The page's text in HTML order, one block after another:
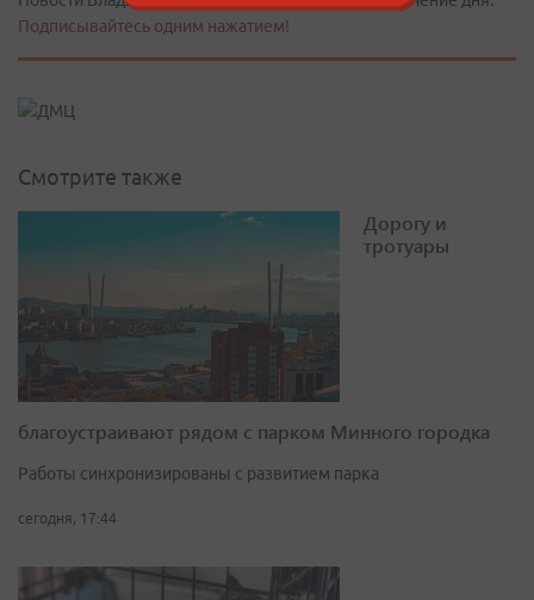
Подписывайтесь одним нажатием!
Смотрите также
Дорогу и
тротуары
благоустраивают рядом с парком Минного городка
Работы синхронизированы с развитием парка
сегодня, 17:44